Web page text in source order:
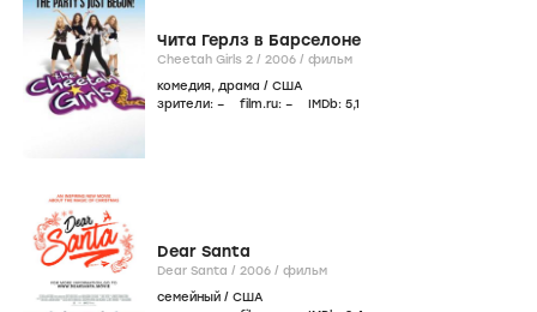
Чита Герлз в Барселоне
Cheetah Girls 2 / 2006 / фильм
комедия, драма / США
зрители: – film.ru: – IMDb: 5,1
Dear Santa
Dear Santa / 2006 / фильм
семейный / США